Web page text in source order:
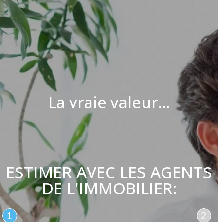
La vraie valeur...
ESTIMER AVEC LES AGENTS
DE L'IMMOBILIER:
1 2